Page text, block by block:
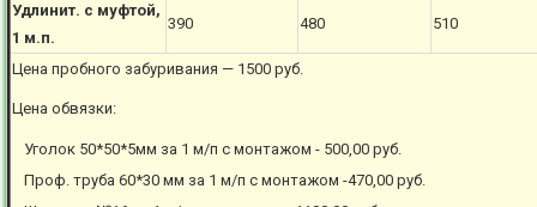
Удлинит. с муфтой,
1 м.п.
390 480 510
Цена пробного забуривания — 1500 руб.
Цена обвязки:
Уголок 50*50*5мм за 1 м/п с монтажом - 500,00 руб.
Проф. труба 60*30 мм за 1 м/п с монтажом -470,00 руб.